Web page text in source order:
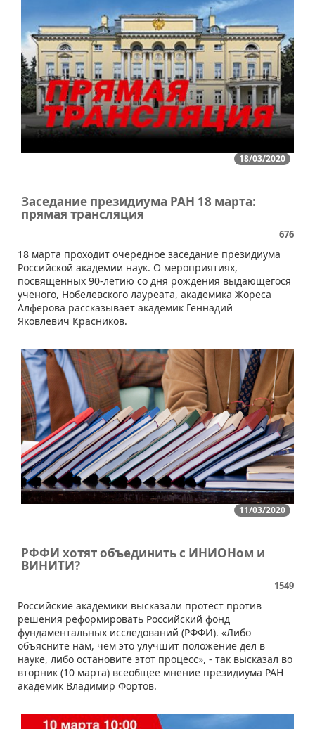
18/03/2020
Заседание президиума РАН 18 марта:
прямая трансляция
676
18 марта проходит очередное заседание президиума
Российской академии наук. О мероприятиях,
посвященных 90-летию со дня рождения выдающегося
ученого, Нобелевского лауреата, академика Жореса
Алферова рассказывает академик Геннадий
Яковлевич Красников.
11/03/2020
РФФИ хотят объединить с ИНИОНом и
ВИНИТИ?
1549
​Российские академики высказали протест против
решения реформировать Российский фонд
фундаментальных исследований (РФФИ). «Либо
объясните нам, чем это улучшит положение дел в
науке, либо остановите этот процесс», - так высказал во
вторник (10 марта) всеобщее мнение президиума РАН
академик Владимир Фортов.